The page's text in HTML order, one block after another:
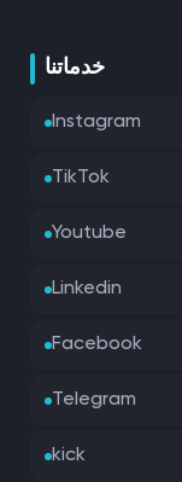
خدماتنا
Instagram
TikTok
Youtube
Linkedin
Facebook
Telegram
kick